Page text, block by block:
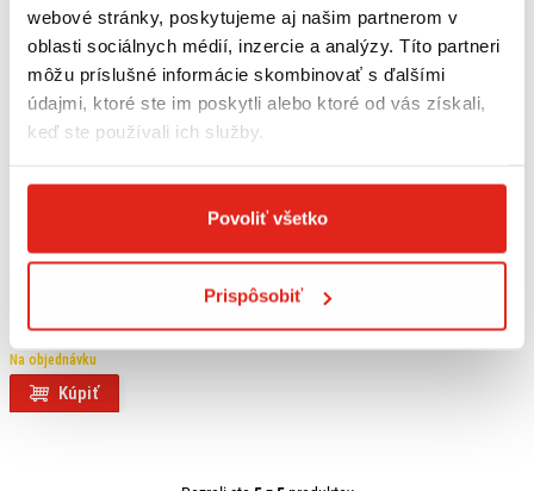
webové stránky, poskytujeme aj našim partnerom v
oblasti sociálnych médií, inzercie a analýzy. Títo partneri
môžu príslušné informácie skombinovať s ďalšími
údajmi, ktoré ste im poskytli alebo ktoré od vás získali,
keď ste používali ich služby.
Povoliť všetko
Prispôsobiť
HS MOTO DRŽIAK EČV KAWASAKI
ZX 250 R (08-12),
Na objednávku
Kúpiť